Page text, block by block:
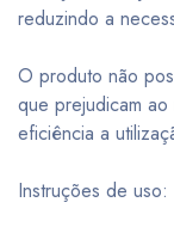
reduzindo a
O produto não
que prejudicam ao
eficiência a
Instruções de uso: